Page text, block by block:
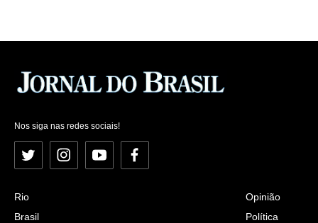
Nos siga nas redes sociais!
Twitter InstagramYouTubeFacebook
Rio
Brasil
Opinião
Política